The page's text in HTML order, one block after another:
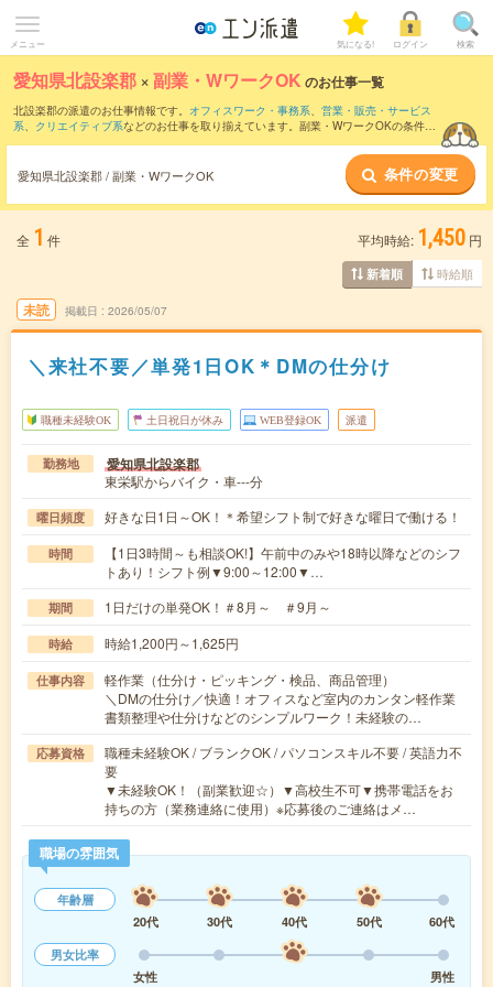
メニュー 気になる! ログイン 検索
愛知県北設楽郡 ×副業・WワークOK のお仕事一覧
北設楽郡の派遣のお仕事情報です。 オフィスワーク・事務系、 営業・販売・サービス
系、 クリエイティブ系などのお仕事を取り揃えています。副業・WワークOKの条件の
愛知県北設楽郡 / 副業・WワークOK 条件の変更
全 1 件 平均時給: 1,450 円
新着順 時給順
未読 掲載日 2026/05/07
＼来社不要／単発1日OK＊DMの仕分け
職種未経験OK 土日祝日が休み WEB登録OK 派遣
勤務地 愛知県北設楽郡
東栄駅からバイク・車---分
曜日頻度 好きな日1日～OK！＊希望シフト制で好きな曜日で働ける！
時間
【1日3時間～も相談OK!】午前中のみや18時以降などのシフ
トあり！シフト例▼9:00～12:00▼…
期間 1日だけの単発OK！＃8月～ ＃9月～
時給 時給1,200円～1,625円
仕事内容
軽作業（仕分け・ピッキング・検品、商品管理）
＼DMの仕分け／快適！オフィスなど室内のカンタン軽作業
書類整理や仕分けなどのシンプルワーク！未経験の…
応募資格
職種未経験OK / ブランクOK / パソコンスキル不要 / 英語力不
要
▼未経験OK！（副業歓迎☆）▼高校生不可▼携帯電話をお
持ちの方（業務連絡に使用）※応募後のご連絡はメ…
職場の雰囲気
年齢層
20代
30代 40代 50代
60代
男女比率
女性
男性